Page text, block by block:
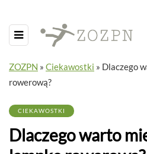
ZOZPN » Ciekawostki » Dlaczego
rowerową?
CIEKAWOSTKI
Dlaczego warto